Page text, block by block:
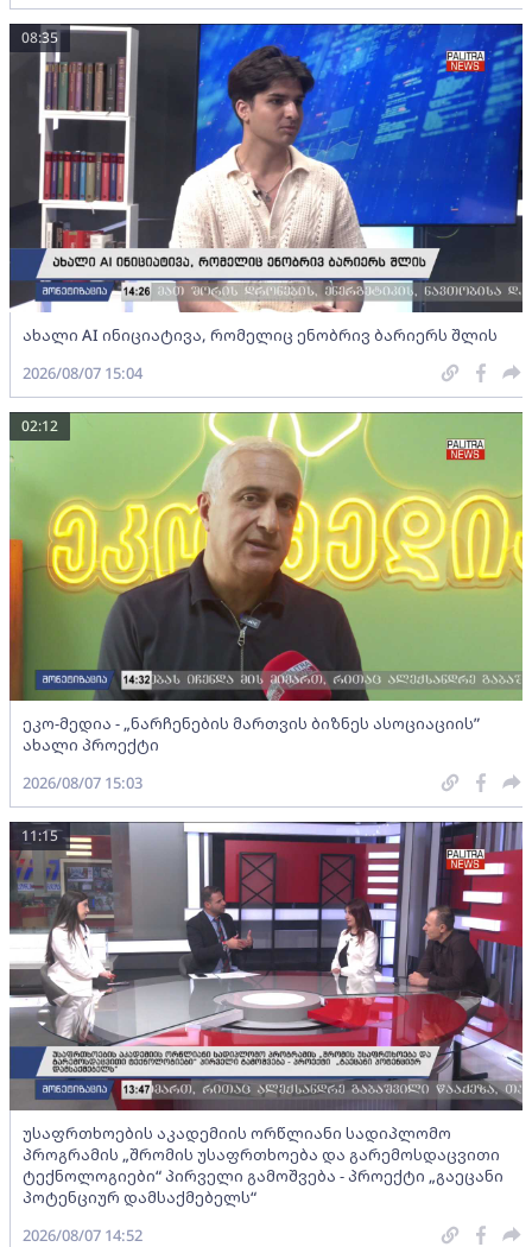
ახალი AI ინიციატივა, რომელიც ენობრივ ბარიერს შლის
08:35
2026/08/07 15:04
ეკო-მედია - „ნარჩენების მართვის ბიზნეს ასოციაციის”
ახალი პროექტი
02:12
2026/08/07 15:03
უსაფრთხოების აკადემიის ორწლიანი სადიპლომო
პროგრამის „შრომის უსაფრთხოება და გარემოსდაცვითი
ტექნოლოგიები“ პირველი გამოშვება - პროექტი „გაეცანი
პოტენციურ დამსაქმებელს“
11:15
2026/08/07 14:52